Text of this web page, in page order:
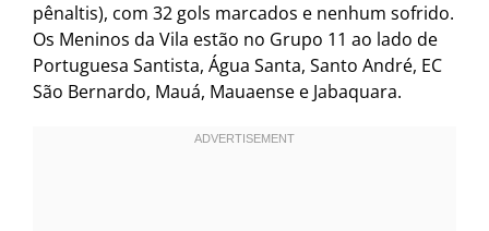
pênaltis), com 32 gols marcados e nenhum sofrido.
Os Meninos da Vila estão no Grupo 11 ao lado de
Portuguesa Santista, Água Santa, Santo André, EC
São Bernardo, Mauá, Mauaense e Jabaquara.